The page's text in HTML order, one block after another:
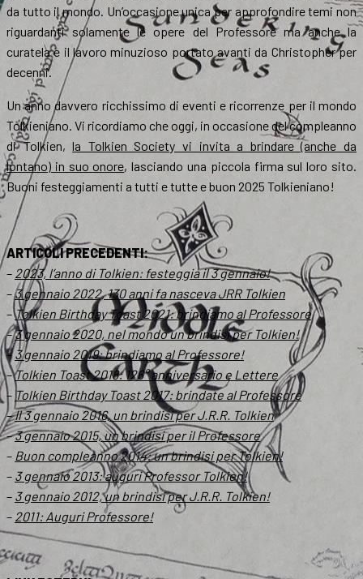
da tutto il mondo. Un’occasione unica per approfondire temi non
riguardanti solamente le opere del Professore ma anche la
curatela e il lavoro minuzioso portato avanti da Christopher per
decenni.
Un anno davvero ricchissimo di eventi e ricorrenze per il mondo
Tolkieniano. Vi ricordiamo che oggi, in occasione del compleanno
di Tolkien,la Tolkien Society vi invita a brindare (anche da
lontano) in suo onore, lasciando una piccola firma sul loro sito.
Buoni festeggiamenti a tutti e tutte e buon 2025 Tolkieniano!
ARTICOLI PRECEDENTI:
– 2023, l’anno di Tolkien: festeggia il 3 gennaio!
–3 gennaio 2022, 130 anni fa nasceva JRR Tolkien
–Tolkien Birthday Toast 2021: brindiamo al Professore
–3 gennaio 2020, nel mondo un brindisi per Tolkien!
–3 gennaio 2019: brindiamo al Professore!
–Tolkien Toast 2018: 126° anniversario e Lettere
– Tolkien Birthday Toast 2017: brindate al Professore
–Il 3 gennaio 2016, un brindisi per J.R.R. Tolkien
–3 gennaio 2015, un brindisi per il Professore
– Buon compleanno 2014: un brindisi per Tolkien!
– 3 gennaio 2013: auguri Professor Tolkien!
– 3 gennaio 2012, un brindisi per J.R.R. Tolkien!
– 2011: Auguri Professore!